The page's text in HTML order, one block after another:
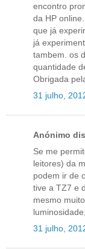
encontro
da HP
que já
já
tambem. os
quantidade
Obrigada
31 julho,
Anónimo
Se me
leitores) da
podem ir de
tive a TZ7 e
mesmo
31 julho,